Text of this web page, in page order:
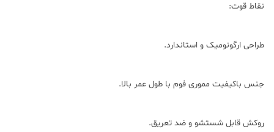
نقاط قوت:
طراحی ارگونومیک و استاندارد.
جنس باکیفیت مموری فوم با طول عمر بالا.
روکش قابل شستشو و ضد تعریق.